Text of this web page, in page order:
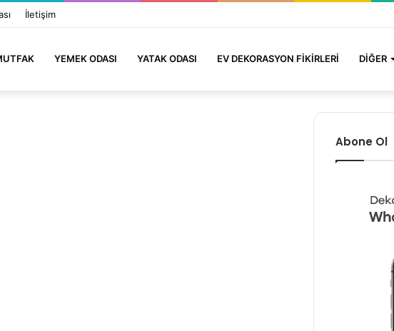
İletişim
YEMEK ODASI YATAK ODASI EV DEKORASYON FIKIRLERI DIĞER
Abone Ol